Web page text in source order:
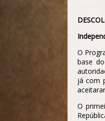
O
base
já com
O